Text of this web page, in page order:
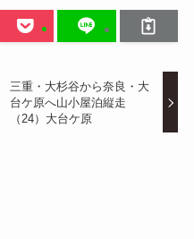
三重・大杉谷から奈良・大
台ケ原へ山小屋泊縦走
（24）大台ケ原